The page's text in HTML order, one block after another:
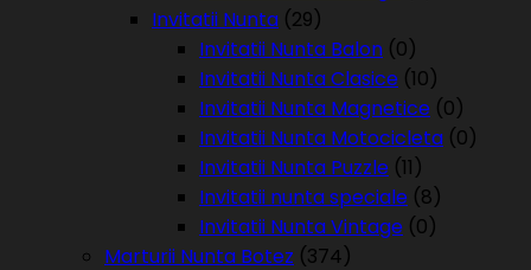
Invitatii Nunta (29)
Invitatii Nunta Balon (0)
Invitatii Nunta Clasice (10)
Invitatii Nunta Magnetice (0)
Invitatii Nunta Motocicleta (0)
Invitatii Nunta Puzzle (11)
Invitatii nunta speciale (8)
Invitatii Nunta Vintage (0)
Marturii Nunta Botez (374)